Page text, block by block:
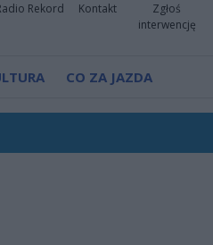
Rekord Kontakt
Zgłoś
interwencję
CO ZA JAZDA